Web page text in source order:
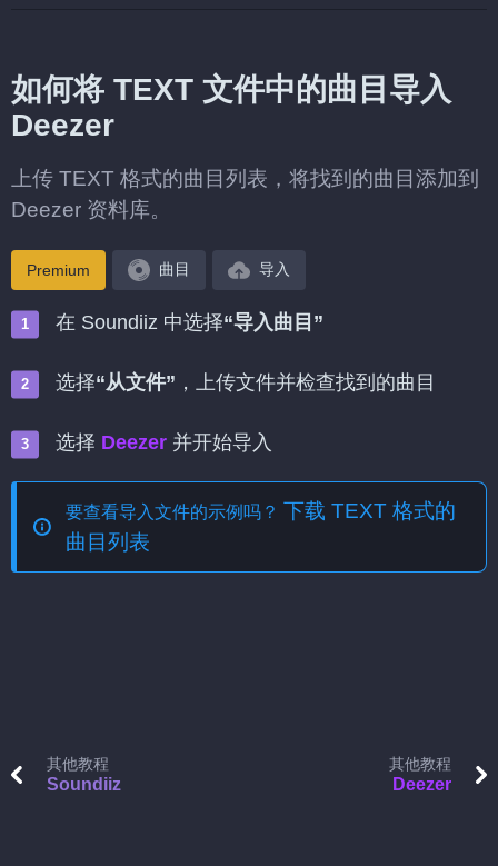
如何将 TEXT 文件中的曲目导入
Deezer
上传 TEXT 格式的曲目列表，将找到的曲目添加到
Deezer 资料库。
Premium 曲目 导入
在 Soundiiz 中选择“导入曲目”
选择“从文件” ，上传文件并检查找到的曲目
选择 Deezer 并开始导入
要查看导入文件的示例吗？ 下载 TEXT 格式的
曲目列表
其他教程
Soundiiz
其他教程
Deezer